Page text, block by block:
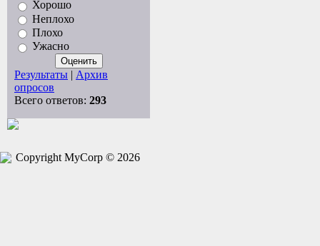
Хорошо
Неплохо
Плохо
Ужасно
Результаты | Архив
опросов
Всего ответов: 293
Copyright MyCorp © 2026